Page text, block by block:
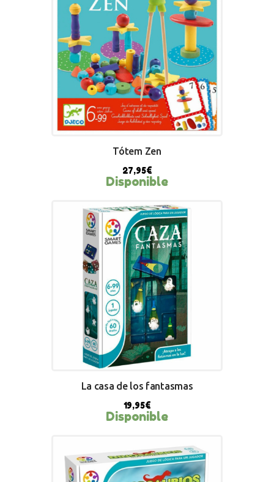
BUY NOW
BUY NOW
Tótem Zen
27,95€
Disponible
BUY NOW
La casa de los fantasmas
19,95€
Disponible